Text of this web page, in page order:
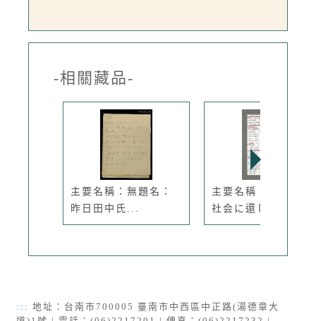
-相關藏品-
主要名稱：無題名：
昨日田中氏...
主要名稱：無題名：
社会に還し...
::: 地址：台南市700005 臺南市中西區中正路(湯德章大